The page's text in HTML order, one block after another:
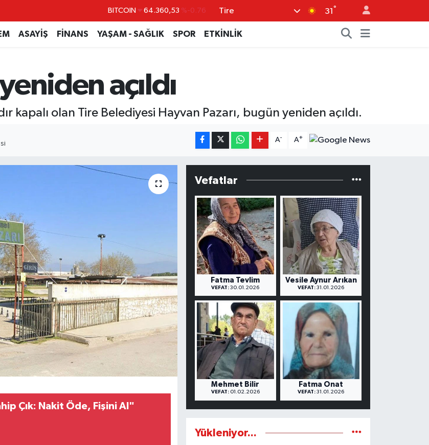
BITCOIN 64.360,53 %-0.76
DOLAR 47,7069 %0.17
GRAM ALTIN 6618.49
Tire 31 °
ASAYİŞ FİNANS YAŞAM - SAĞLIK SPOR ETKİNLİK
açıldı
kapalı olan Tire Belediyesi Hayvan Pazarı, bugün yeniden açıldı.
A- A+
Çık: Nakit Öde, Fişini Al"
Vefatlar
Fatma Tevlim
VEFAT: 30.01.2026
Vesile Aynur Arıkan
VEFAT: 31.01.2026
Mehmet Bilir
VEFAT:01.02.2026
Fatma Onat
VEFAT: 31.01.2026
Yükleniyor...